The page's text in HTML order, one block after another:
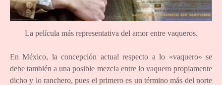
La película más representativa del amor entre vaqueros.
En México, la concepción actual respecto a lo «vaquero» se
debe también a una posible mezcla entre lo vaquero propiamente
dicho y lo ranchero, pues el primero es un término más del norte